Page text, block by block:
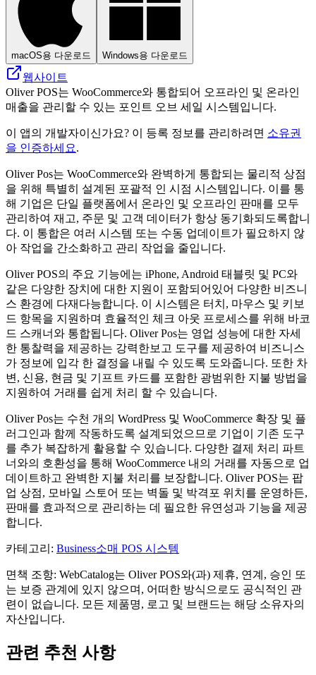
macOS용 다운로드 Windows용 다운로드
웹사이트
Oliver POS는 WooCommerce와 통합되어 오프라인 및 온라인
매출을 관리할 수 있는 포인트 오브 세일 시스템입니다.
이 앱의 개발자이신가요? 이 등록 정보를 관리하려면 소유권
을 인증하세요.
Oliver Pos는 WooCommerce와 완벽하게 통합되는 물리적 상점
을 위해 특별히 설계된 포괄적 인 시점 시스템입니다. 이를 통
해 기업은 단일 플랫폼에서 온라인 및 오프라인 판매를 모두
관리하여 재고, 주문 및 고객 데이터가 항상 동기화되도록합니
다. 이 통합은 여러 시스템 또는 수동 업데이트가 필요하지 않
아 작업을 간소화하고 관리 작업을 줄입니다.
Oliver POS의 주요 기능에는 iPhone, Android 태블릿 및 PC와
같은 다양한 장치에 대한 지원이 포함되어있어 다양한 비즈니
스 환경에 다재다능합니다. 이 시스템은 터치, 마우스 및 키보
드 항목을 지원하며 효율적인 체크 아웃 프로세스를 위해 바코
드 스캐너와 통합됩니다. Oliver Pos는 영업 성능에 대한 자세
한 통찰력을 제공하는 강력한보고 도구를 제공하여 비즈니스
가 정보에 입각 한 결정을 내릴 수 있도록 도와줍니다. 또한 차
변, 신용, 현금 및 기프트 카드를 포함한 광범위한 지불 방법을
지원하여 거래를 쉽게 처리 할 수 ​​있습니다.
Oliver Pos는 수천 개의 WordPress 및 WooCommerce 확장 및 플
러그인과 함께 작동하도록 설계되었으므로 기업이 기존 도구
를 추가 복잡하게 활용할 수 있습니다. 다양한 결제 처리 파트
너와의 호환성을 통해 WooCommerce 내의 거래를 자동으로 업
데이트하고 완벽한 지불 처리를 보장합니다. Oliver POS는 팝
업 상점, 모바일 스토어 또는 벽돌 및 박격포 위치를 운영하든,
판매를 효과적으로 관리하는 데 필요한 유연성과 기능을 제공
합니다.
카테고리 : Business소매 POS 시스템
면책 조항: WebCatalog는 Oliver POS와(과) 제휴, 연계, 승인 또
는 보증 관계에 있지 않으며, 어떠한 방식으로도 공식적인 관
련이 없습니다. 모든 제품명, 로고 및 브랜드는 해당 소유자의
자산입니다.
관련 추천 사항